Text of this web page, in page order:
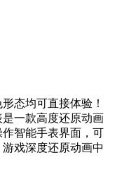
态均可直接体验！
一款高度还原动画
智能手表界面，可
戏深度还原动画中